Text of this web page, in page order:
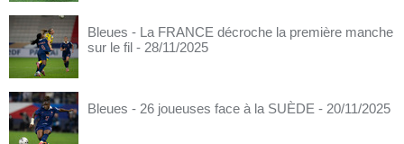
Bleues - La FRANCE décroche la première manche
sur le fil - 28/11/2025
Bleues - 26 joueuses face à la SUÈDE - 20/11/2025